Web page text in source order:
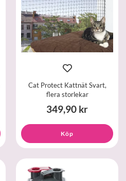
Cat Protect Kattnät Svart,
flera storlekar
349,90 kr
Köp